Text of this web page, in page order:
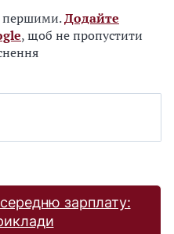
першими.Додайте
, щоб не пропустити
зарплату: